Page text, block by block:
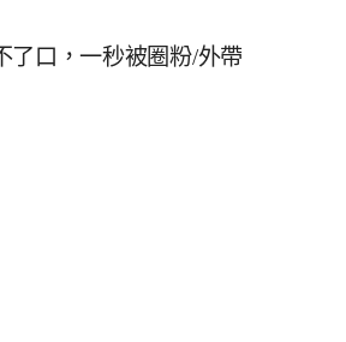
了口，一秒被圈粉/外帶